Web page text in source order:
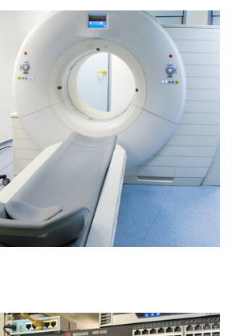
componenti di potenza e HMI,
e la sincronizzazione
industriale automatizzato.